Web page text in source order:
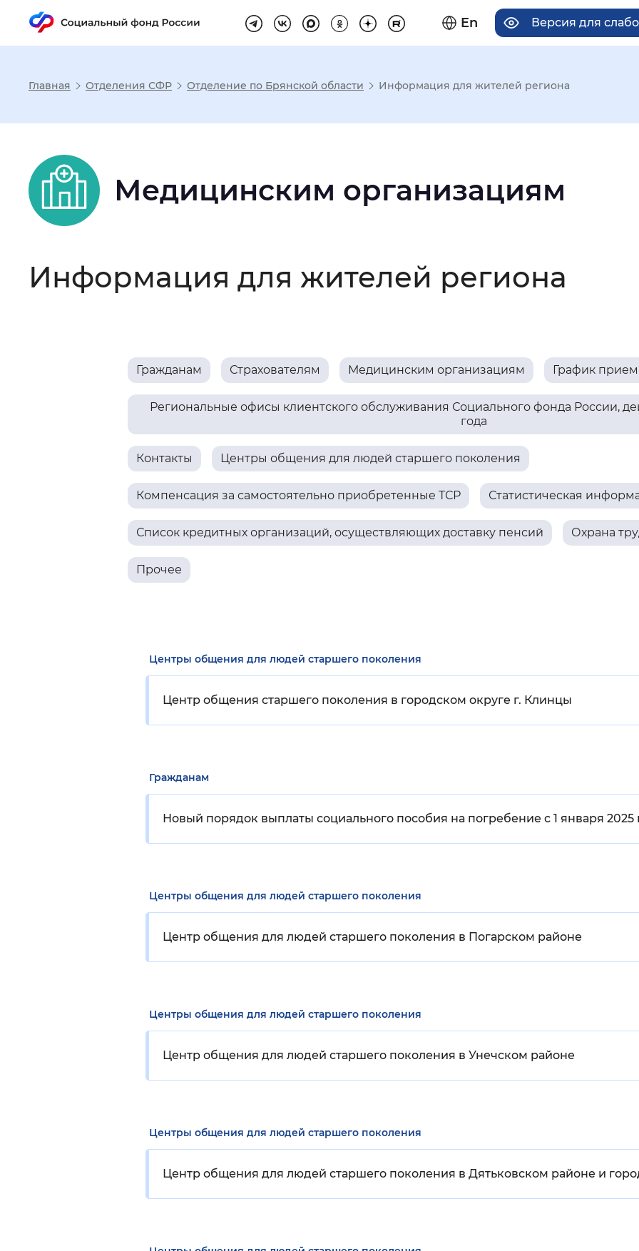
En Версия для
Настройка режима отображения
Размер шрифта
Шрифт
Интервал между буквами: Нормальный Увеличенный
Изображения: Включены Выключены
Звуковой ассистент Воспроизвести Остановить
Вернуть стандартные настройки
Главная Отделения СФР Отделение по Брянской области Информация для жителей региона
Медицинским организациям
Информация для жителей региона
Гражданам Страхователям Медицинским организациям График
Региональные офисы клиентского обслуживания Социального фонда России,
года
Контакты Центры общения для людей старшего поколения
Компенсация за самостоятельно приобретенные ТСР Статистическая
Список кредитных организаций, осуществляющих доставку пенсий Охрана
Прочее
Центры общения для людей старшего поколения
Центр общения старшего поколения в городском округе г. Клинцы
Гражданам
Новый порядок выплаты социального пособия на погребение с 1 января 2025
Центры общения для людей старшего поколения
Центр общения для людей старшего поколения в Погарском районе
Центры общения для людей старшего поколения
Центр общения для людей старшего поколения в Унечском районе
Центры общения для людей старшего поколения
Центр общения для людей старшего поколения в Дятьковском районе и